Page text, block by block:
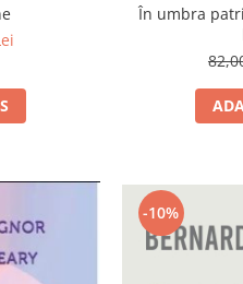
În umbra
-10%